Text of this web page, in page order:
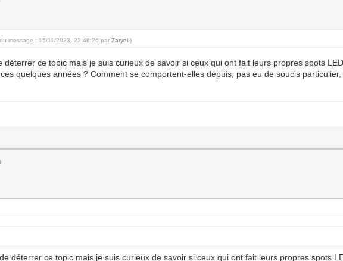
message : 15/11/2023, 22:46:26 parZaryel .)
déterrer ce topic mais je suis curieux de savoir si ceux qui ont fait leurs propres spots
quelques années ? Comment se comportent-elles depuis, pas eu de soucis
déterrer ce topic mais je suis curieux de savoir si ceux qui ont fait leurs propres spots